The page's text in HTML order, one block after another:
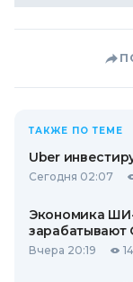
ТАКЖЕ ПО ТЕМЕ
Uber
Сегодня 02:07
Экономика ШИ-
зарабатывают
Вчера 20:19